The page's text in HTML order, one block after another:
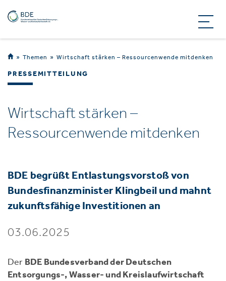
Themen Wirtschaft stärken – Ressourcenwende mitdenken
PRESSEMITTEILUNG
Wirtschaft stärken –
Ressourcenwende mitdenken
BDE begrüßt Entlastungsvorstoß von
Bundesfinanzminister Klingbeil und mahnt
zukunftsfähige Investitionen an
03.06.2025
Der BDE Bundesverband der Deutschen
Entsorgungs-, Wasser- und Kreislaufwirtschaft